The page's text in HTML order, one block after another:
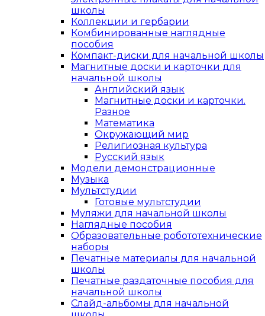
школы
Коллекции и гербарии
Комбинированные наглядные
пособия
Компакт-диски для начальной школы
Магнитные доски и карточки для
начальной школы
Английский язык
Магнитные доски и карточки.
Разное
Математика
Окружающий мир
Религиозная культура
Русский язык
Модели демонстрационные
Музыка
Мультстудии
Готовые мультстудии
Муляжи для начальной школы
Наглядные пособия
Образовательные робототехнические
наборы
Печатные материалы для начальной
школы
Печатные раздаточные пособия для
начальной школы
Слайд-альбомы для начальной